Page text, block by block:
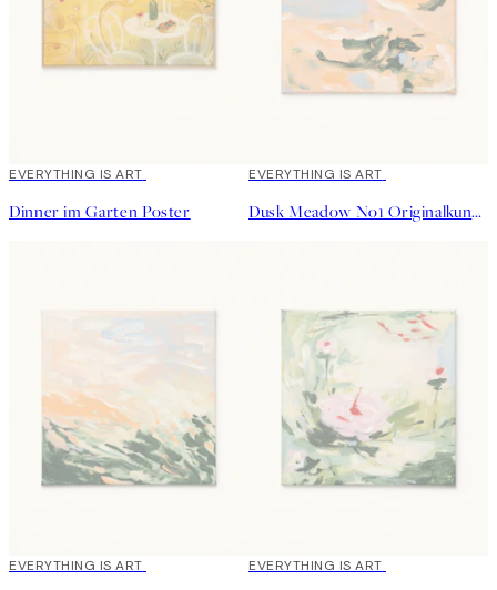
EVERYTHING IS ART
Dinner im Garten Poster
EVERYTHING IS ART
Dusk Meadow No1 Originalkunstwerk
EVERYTHING IS ART EVERYTHING IS ART